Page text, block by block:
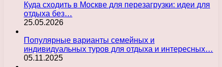
Куда сходить в Москве для перезагрузки: идеи для
отдыха без…
25.05.2026
Популярные варианты семейных и
индивидуальных туров для отдыха и интересных…
05.11.2025